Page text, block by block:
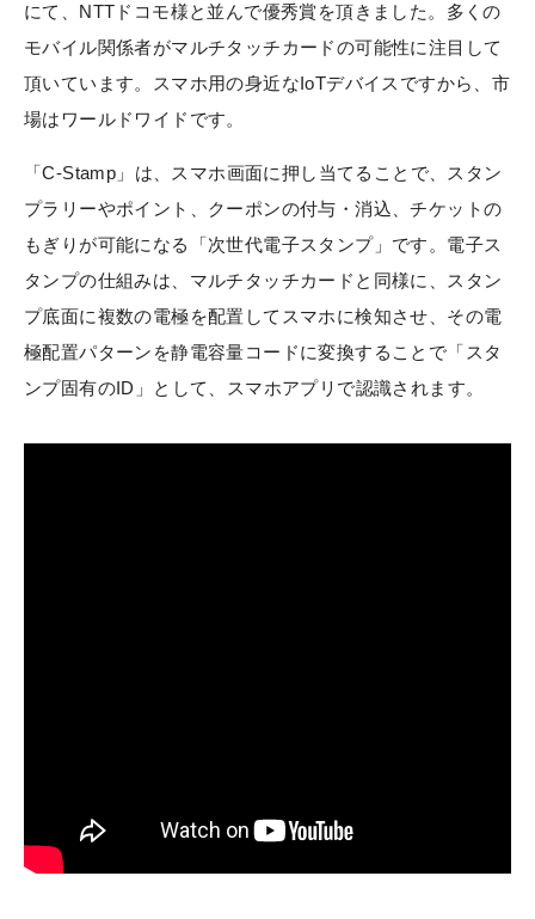
にて、NTTドコモ様と並んで優秀賞を頂きました。多くの
モバイル関係者がマルチタッチカードの可能性に注目して
頂いています。スマホ用の身近なIoTデバイスですから、市
場はワールドワイドです。
「C-Stamp」は、スマホ画面に押し当てることで、スタン
プラリーやポイント、クーポンの付与・消込、チケットの
もぎりが可能になる「次世代電子スタンプ」です。電子ス
タンプの仕組みは、マルチタッチカードと同様に、スタン
プ底面に複数の電極を配置してスマホに検知させ、その電
極配置パターンを静電容量コードに変換することで「スタ
ンプ固有のID」として、スマホアプリで認識されます。